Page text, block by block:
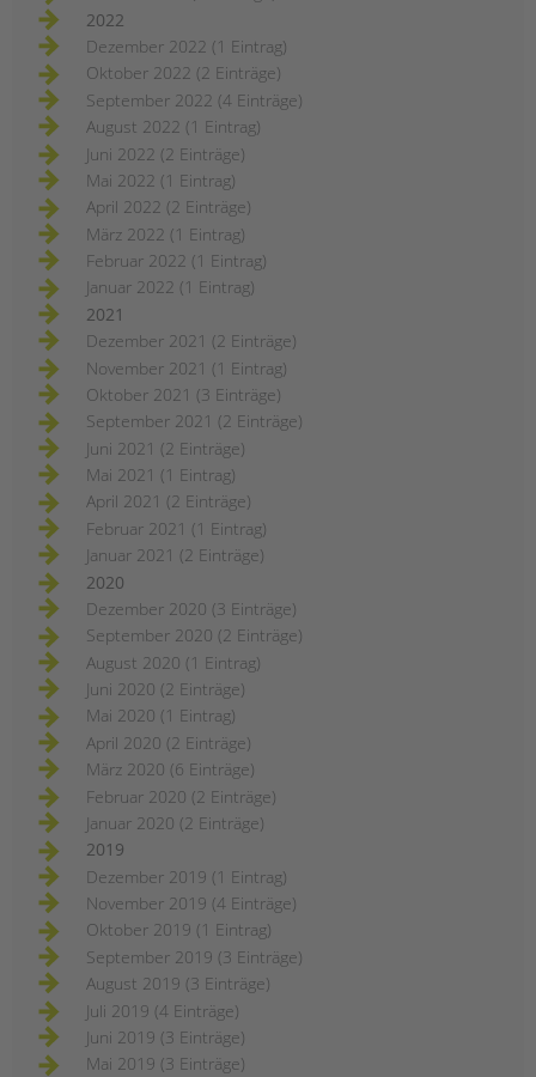
2022
Dezember 2022 (1 Eintrag)
Oktober 2022 (2 Einträge)
September 2022 (4 Einträge)
August 2022 (1 Eintrag)
Juni 2022 (2 Einträge)
Mai 2022 (1 Eintrag)
April 2022 (2 Einträge)
März 2022 (1 Eintrag)
Februar 2022 (1 Eintrag)
Januar 2022 (1 Eintrag)
2021
Dezember 2021 (2 Einträge)
November 2021 (1 Eintrag)
Oktober 2021 (3 Einträge)
September 2021 (2 Einträge)
Juni 2021 (2 Einträge)
Mai 2021 (1 Eintrag)
April 2021 (2 Einträge)
Februar 2021 (1 Eintrag)
Januar 2021 (2 Einträge)
2020
Dezember 2020 (3 Einträge)
September 2020 (2 Einträge)
August 2020 (1 Eintrag)
Juni 2020 (2 Einträge)
Mai 2020 (1 Eintrag)
April 2020 (2 Einträge)
März 2020 (6 Einträge)
Februar 2020 (2 Einträge)
Januar 2020 (2 Einträge)
2019
Dezember 2019 (1 Eintrag)
November 2019 (4 Einträge)
Oktober 2019 (1 Eintrag)
September 2019 (3 Einträge)
August 2019 (3 Einträge)
Juli 2019 (4 Einträge)
Juni 2019 (3 Einträge)
Mai 2019 (3 Einträge)